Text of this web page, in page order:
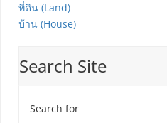
ที่ดิน (Land)
บ้าน (House)
Search Site
Search for